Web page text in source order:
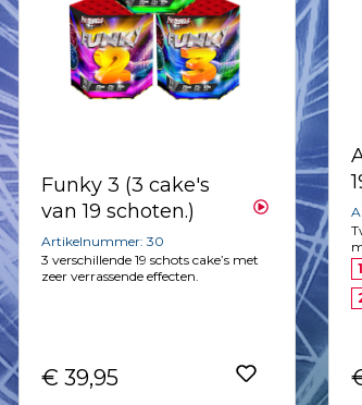
Funky 3 (3 cake's
van 19 schoten.)
Artikelnummer: 30
3 verschillende 19 schots cake’s met
zeer verrassende effecten.
€ 39,95